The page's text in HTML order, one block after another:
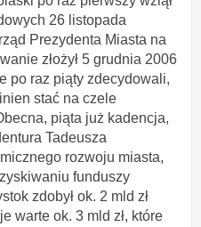
26 listopada
Prezydenta Miasta na
złożył 5 grudnia 2006
po raz piąty zdecydowali,
stać na czele
piąta już kadencja,
Tadeusza
rozwoju miasta,
funduszy
zdobył ok. 2 mld zł
warte ok. 3 mld zł, które